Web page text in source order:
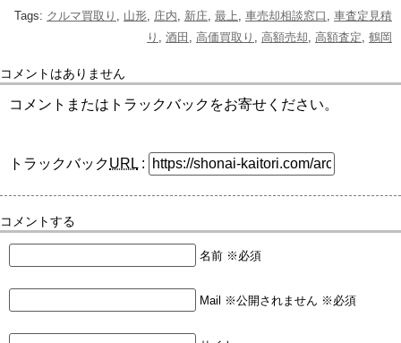
Tags: クルマ買取り 山形 庄内 新庄 最上 車売却相談窓口
車査定見積
り
酒田 高価買取り 高額売却 高額査定 鶴岡
コメントはありません
コメントまたはトラックバックをお寄せください。
トラックバックURL :
コメントする
名前 ※必須
Mail ※公開されません ※必須